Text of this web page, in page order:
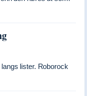
lister. Roborock